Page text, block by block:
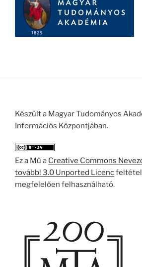
Készült a Magyar Tudományos
Információs Központjában.
Ez a Mű a Creative Commons
tovább! 3.0 Unported Licenc
megfelelően felhasználható.